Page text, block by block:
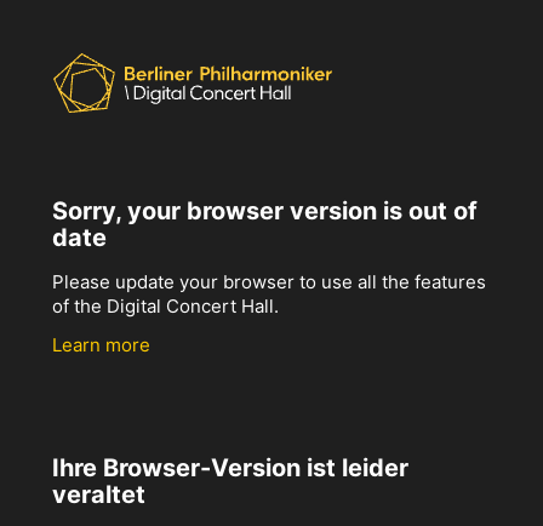
Sorry, your browser version is out of
date
Please update your browser to use all the features
of the Digital Concert Hall.
Learn more
Ihre Browser-Version ist leider
veraltet